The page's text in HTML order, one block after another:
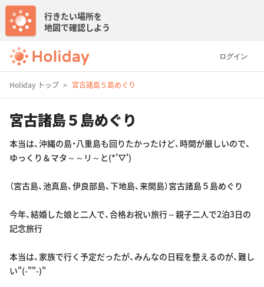
ログイン
行きたい場所を
地図で確認しよう
Holiday トップ 宮古諸島５島めぐり
宮古諸島５島めぐり
本当は、沖縄の島・八重島も回りたかったけど、時間が厳しいので、
ゆっくり＆マタ～～リ～と(*'▽')
（宮古島、池真島、伊良部島、下地島、来間島）宮古諸島５島めぐり
今年、結婚した娘と二人で、合格お祝い旅行～親子二人で2泊3日の
記念旅行
本当は、家族で行く予定だったが、みんなの日程を整えるのが、難し
い"(-""-)"